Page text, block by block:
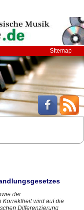
Sitemap
der
Korrektheit wird auf die
Differenzierung